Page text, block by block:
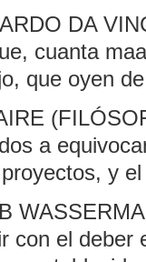
DA
cuanta
que oyen
a
y
con el deber